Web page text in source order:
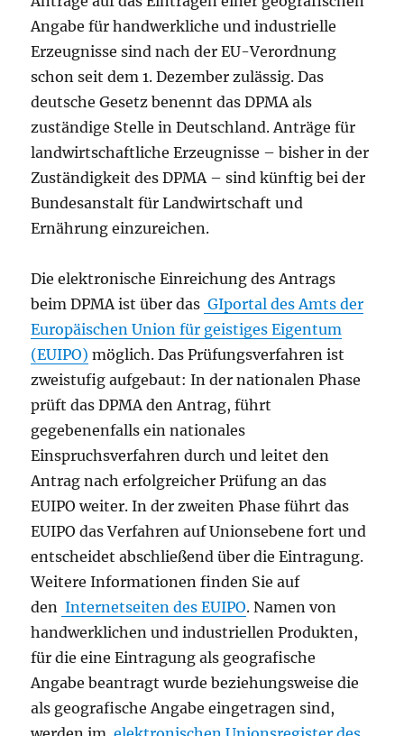
Angabe für handwerkliche und industrielle
Erzeugnisse sind nach der EU-Verordnung
schon seit dem 1. Dezember zulässig. Das
deutsche Gesetz benennt das DPMA als
zuständige Stelle in Deutschland. Anträge für
landwirtschaftliche Erzeugnisse – bisher in der
Zuständigkeit des DPMA – sind künftig bei der
Bundesanstalt für Landwirtschaft und
Ernährung einzureichen.
Die elektronische Einreichung des Antrags
beim DPMA ist über das GIportal des Amts der
Europäischen Union für geistiges Eigentum
(EUIPO) möglich. Das Prüfungsverfahren ist
zweistufig aufgebaut: In der nationalen Phase
prüft das DPMA den Antrag, führt
gegebenenfalls ein nationales
Einspruchsverfahren durch und leitet den
Antrag nach erfolgreicher Prüfung an das
EUIPO weiter. In der zweiten Phase führt das
EUIPO das Verfahren auf Unionsebene fort und
entscheidet abschließend über die Eintragung.
Weitere Informationen finden Sie auf
den Internetseiten des EUIPO. Namen von
handwerklichen und industriellen Produkten,
für die eine Eintragung als geografische
Angabe beantragt wurde beziehungsweise die
als geografische Angabe eingetragen sind,